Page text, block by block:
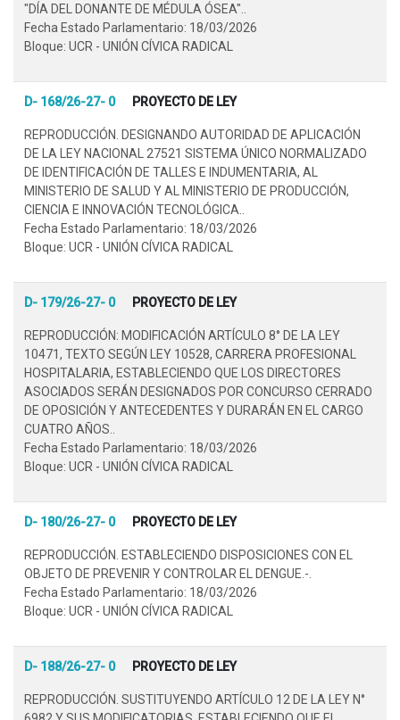
"DÍA DEL DONANTE DE MÉDULA ÓSEA"..
Fecha Estado Parlamentario: 18/03/2026
Bloque: UCR - UNIÓN CÍVICA RADICAL
D- 168/26-27- 0 PROYECTO DE LEY
REPRODUCCIÓN. DESIGNANDO AUTORIDAD DE APLICACIÓN
DE LA LEY NACIONAL 27521 SISTEMA ÚNICO NORMALIZADO
DE IDENTIFICACIÓN DE TALLES E INDUMENTARIA, AL
MINISTERIO DE SALUD Y AL MINISTERIO DE PRODUCCIÓN,
CIENCIA E INNOVACIÓN TECNOLÓGICA..
Fecha Estado Parlamentario: 18/03/2026
Bloque: UCR - UNIÓN CÍVICA RADICAL
D- 179/26-27- 0 PROYECTO DE LEY
REPRODUCCIÓN: MODIFICACIÓN ARTÍCULO 8° DE LA LEY
10471, TEXTO SEGÚN LEY 10528, CARRERA PROFESIONAL
HOSPITALARIA, ESTABLECIENDO QUE LOS DIRECTORES
ASOCIADOS SERÁN DESIGNADOS POR CONCURSO CERRADO
DE OPOSICIÓN Y ANTECEDENTES Y DURARÁN EN EL CARGO
CUATRO AÑOS..
Fecha Estado Parlamentario: 18/03/2026
Bloque: UCR - UNIÓN CÍVICA RADICAL
D- 180/26-27- 0 PROYECTO DE LEY
REPRODUCCIÓN. ESTABLECIENDO DISPOSICIONES CON EL
OBJETO DE PREVENIR Y CONTROLAR EL DENGUE.-.
Fecha Estado Parlamentario: 18/03/2026
Bloque: UCR - UNIÓN CÍVICA RADICAL
D- 188/26-27- 0 PROYECTO DE LEY
REPRODUCCIÓN. SUSTITUYENDO ARTÍCULO 12 DE LA LEY N°